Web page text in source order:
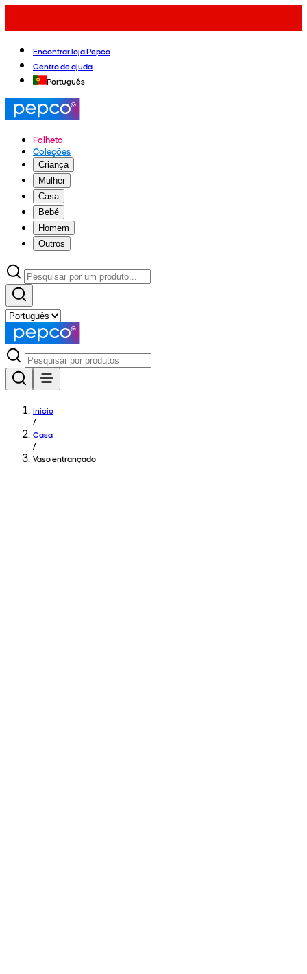
Encontrar loja Pepco
Centro de ajuda
Português
Folheto
Coleções
Criança
Mulher
Casa
Bebé
Homem
Outros
Início
/
Casa
/
Vaso entrançado